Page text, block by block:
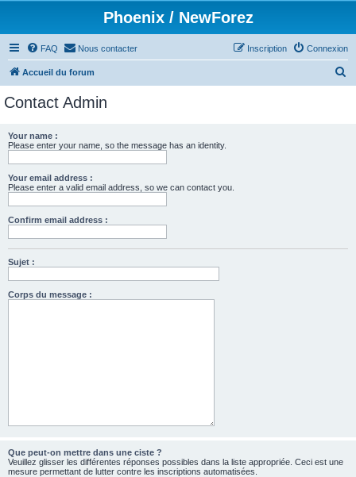
Phoenix / NewForez
FAQ Nous contacter Connexion
Inscription
Accueil du forum
Contact Admin
Your name :
Please enter your name, so the message has an identity.
Your email address :
Please enter a valid email address, so we can contact you.
Confirm email address :
Sujet :
Corps du message :
Que peut-on mettre dans une ciste ?
Veuillez glisser les différentes réponses possibles dans la liste appropriée. Ceci est une
mesure permettant de lutter contre les inscriptions automatisées.